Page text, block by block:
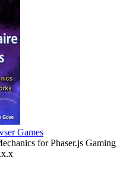
Games
for Phaser.js Gaming